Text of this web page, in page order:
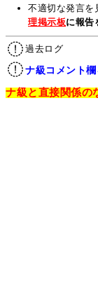
不適切な発言を
理掲示板に報告
過去ログ
ナ級コメント欄
ナ級と直接関係の